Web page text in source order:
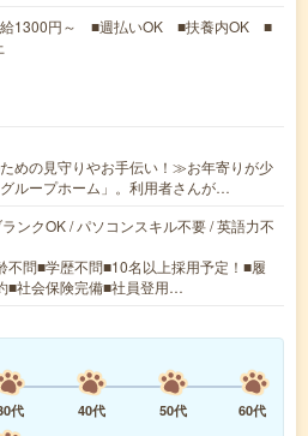
給1300円～ ■週払いOK ■扶養内OK ■
めの見守りやお手伝い！≫お年寄りが少
ループホーム」。利用者さんが…
ンクOK / パソコンスキル不要 / 英語力不
不問■学歴不問■10名以上採用予定！■履
■社会保険完備■社員登用…
代 40代 50代
60代